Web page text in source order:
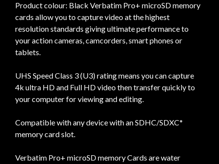
Product colour: Black Verbatim Pro+ microSD memory
cards allow you to capture video at the highest
resolution standards giving ultimate performance to
your action cameras, camcorders, smart phones or
tablets.
UHS Speed Class 3 (U3) rating means you can capture
4k ultra HD and Full HD video then transfer quickly to
your computer for viewing and editing.
Compatible with any device with an SDHC/SDXC*
memory card slot.
Verbatim Pro+ microSD memory Cards are water